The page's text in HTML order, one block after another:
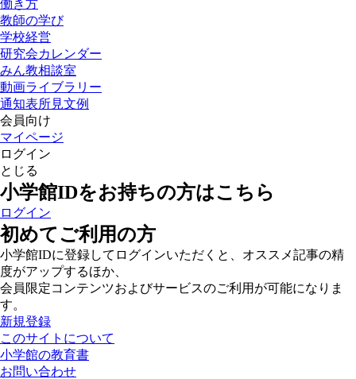
働き方
教師の学び
学校経営
研究会カレンダー
みん教相談室
動画ライブラリー
通知表所見文例
会員向け
マイページ
ログイン
とじる
小学館IDをお持ちの方はこちら
ログイン
初めてご利用の方
小学館IDに登録してログインいただくと、オススメ記事の精
度がアップするほか、
会員限定コンテンツおよびサービスのご利用が可能になりま
す。
新規登録
このサイトについて
小学館の教育書
お問い合わせ